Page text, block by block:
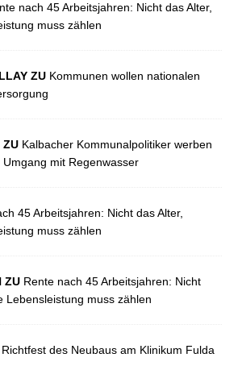
nach 45 Arbeitsjahren: Nicht das Alter,
muss zählen
ZU Kommunen wollen nationalen
ZU Kalbacher Kommunalpolitiker werben
mit Regenwasser
45 Arbeitsjahren: Nicht das Alter,
muss zählen
ZU Rente nach 45 Arbeitsjahren: Nicht
Lebensleistung muss zählen
Richtfest des Neubaus am Klinikum Fulda